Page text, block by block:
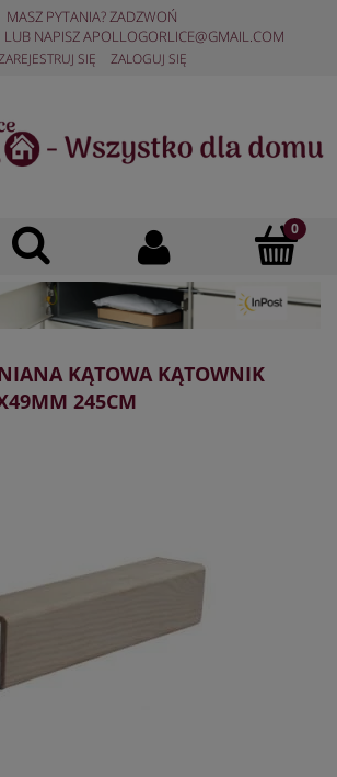
MASZ PYTANIA? ZADZWOŃ
LUB NAPISZAPOLLOGORLICE@GMAIL.COM
SIĘ ZALOGUJ SIĘ
KĄTOWA KĄTOWNIK
245CM